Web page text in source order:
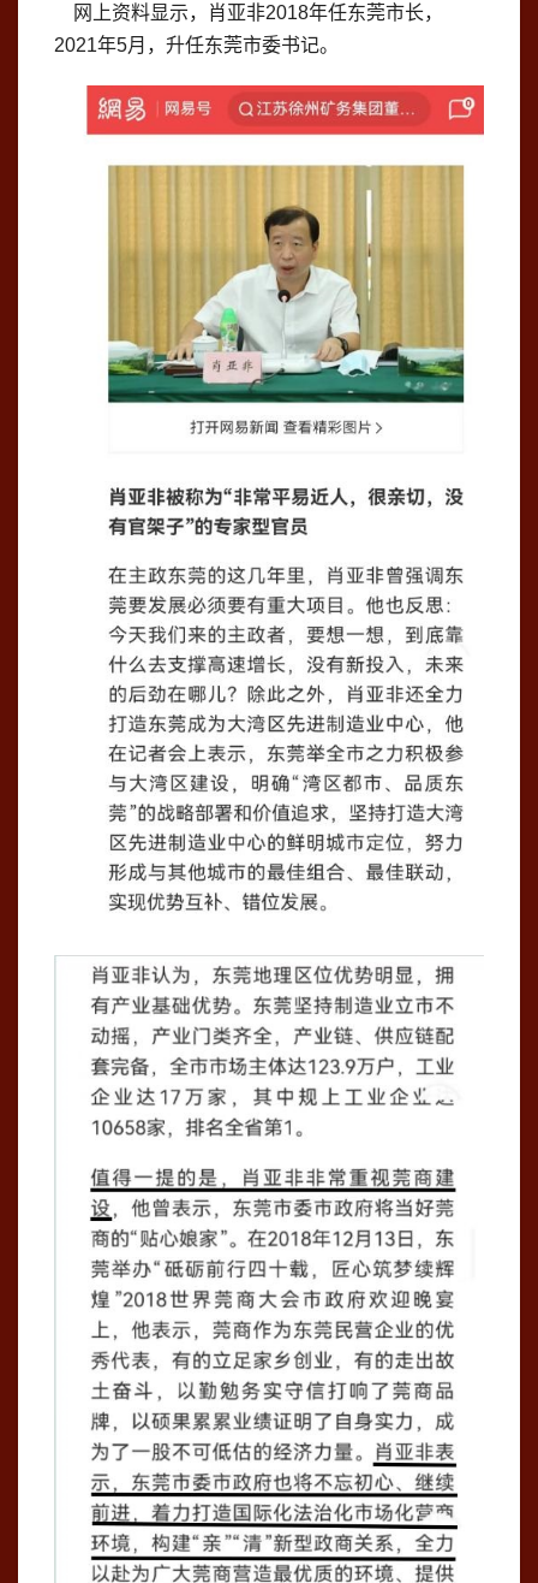
网上资料显示，肖亚非2018年任东莞市长，
2021年5月，升任东莞市委书记。